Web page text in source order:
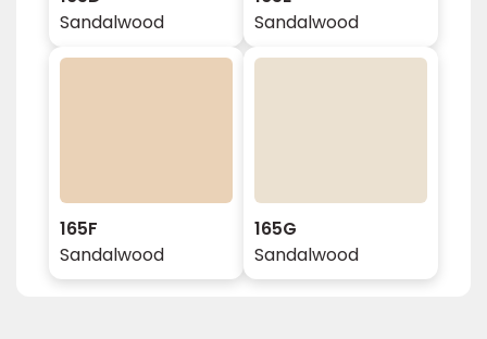
Sandalwood
Sandalwood
165F
Sandalwood
165G
Sandalwood